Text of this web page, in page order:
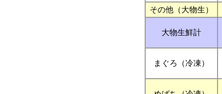
その他（大物生）
大物生鮮計
まぐろ（冷凍）